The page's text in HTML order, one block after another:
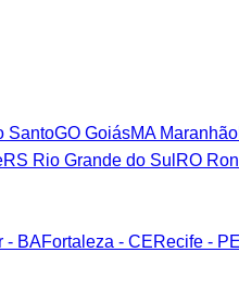
SantoGO GoiásMAMaranhão
RS Rio Grande do Sul RO
- BAFortaleza - CERecife - PE